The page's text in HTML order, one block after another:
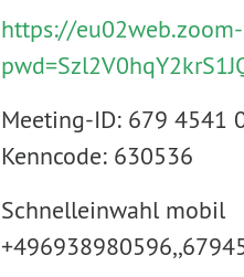
https://
Meeting-ID: 679 4541
Kenncode: 630536
Schnelleinwahl mobil